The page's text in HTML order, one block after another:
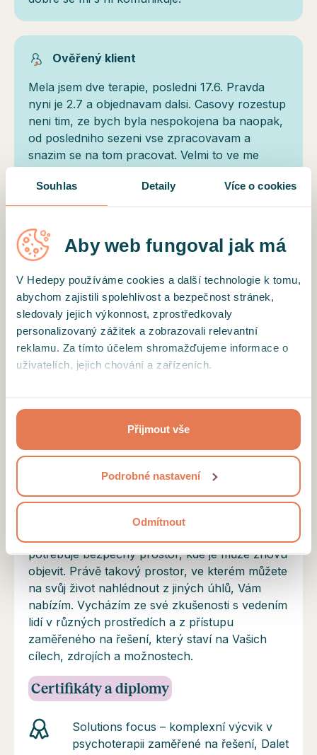
Souhlas Detaily Více o cookies
Aby web fungoval jak má
V Hedepy používáme cookies a další technologie k tomu,
abychom zajistili spolehlivost a bezpečnost stránek,
sledovaly jejich výkonnost, zprostředkovaly
personalizovaný zážitek a zobrazovali relevantní
reklamu. Za tímto účelem shromažďujeme informace o
uživatelích, jejich chování a zařízeních.
souhlasíte s tím, že tyto informace budeme sdílet se
třetími stranami, např. s partnery zajišťujícími analytiku
našich stránek nebo provozovateli reklamních systémů.
Projděte si podrobný přehled cookies a
Přijmout vše
Podrobné nastavení
Odmítnout
Ověřený klient
Mela jsem dve terapie, posledni 17.6. Pravda
nyni je 2.7 a objednavam dalsi. Casovy rozestup
neni tim, ze bych byla nespokojena ba naopak,
od posledniho sezeni vse zpracovavam a
snazim se na tom pracovat. Velmi to ve me
rezonuje a zustal ve me velky Aha moment.
Dekuji
Ověřený klient
Máme za sebou první sezení a bylo to velmi
příjemné setkání. Děkuji
Motto
náš společný prostor bezpečný, podpůrný a
vedl ke změně, kterou si přejete.
Vzdělání a profil terapeuta
Jsem terapeutkou ve výcviku Solution focus -
terapii zaměřené na řešení. Věřím, že každý z
potřebuje bezpečný prostor, kde je může znovu
objevit. Právě takový prostor, ve kterém můžete
na svůj život nahlédnout z jiných úhlů, Vám
nabízím. Vycházím ze své zkušenosti s vedením
lidí v různých prostředích a z přístupu
zaměřeného na řešení, který staví na Vašich
cílech, zdrojích a možnostech.
Certifikáty a diplomy
Solutions focus – komplexní výcvik v
psychoterapii zaměřené na řešení, Dalet